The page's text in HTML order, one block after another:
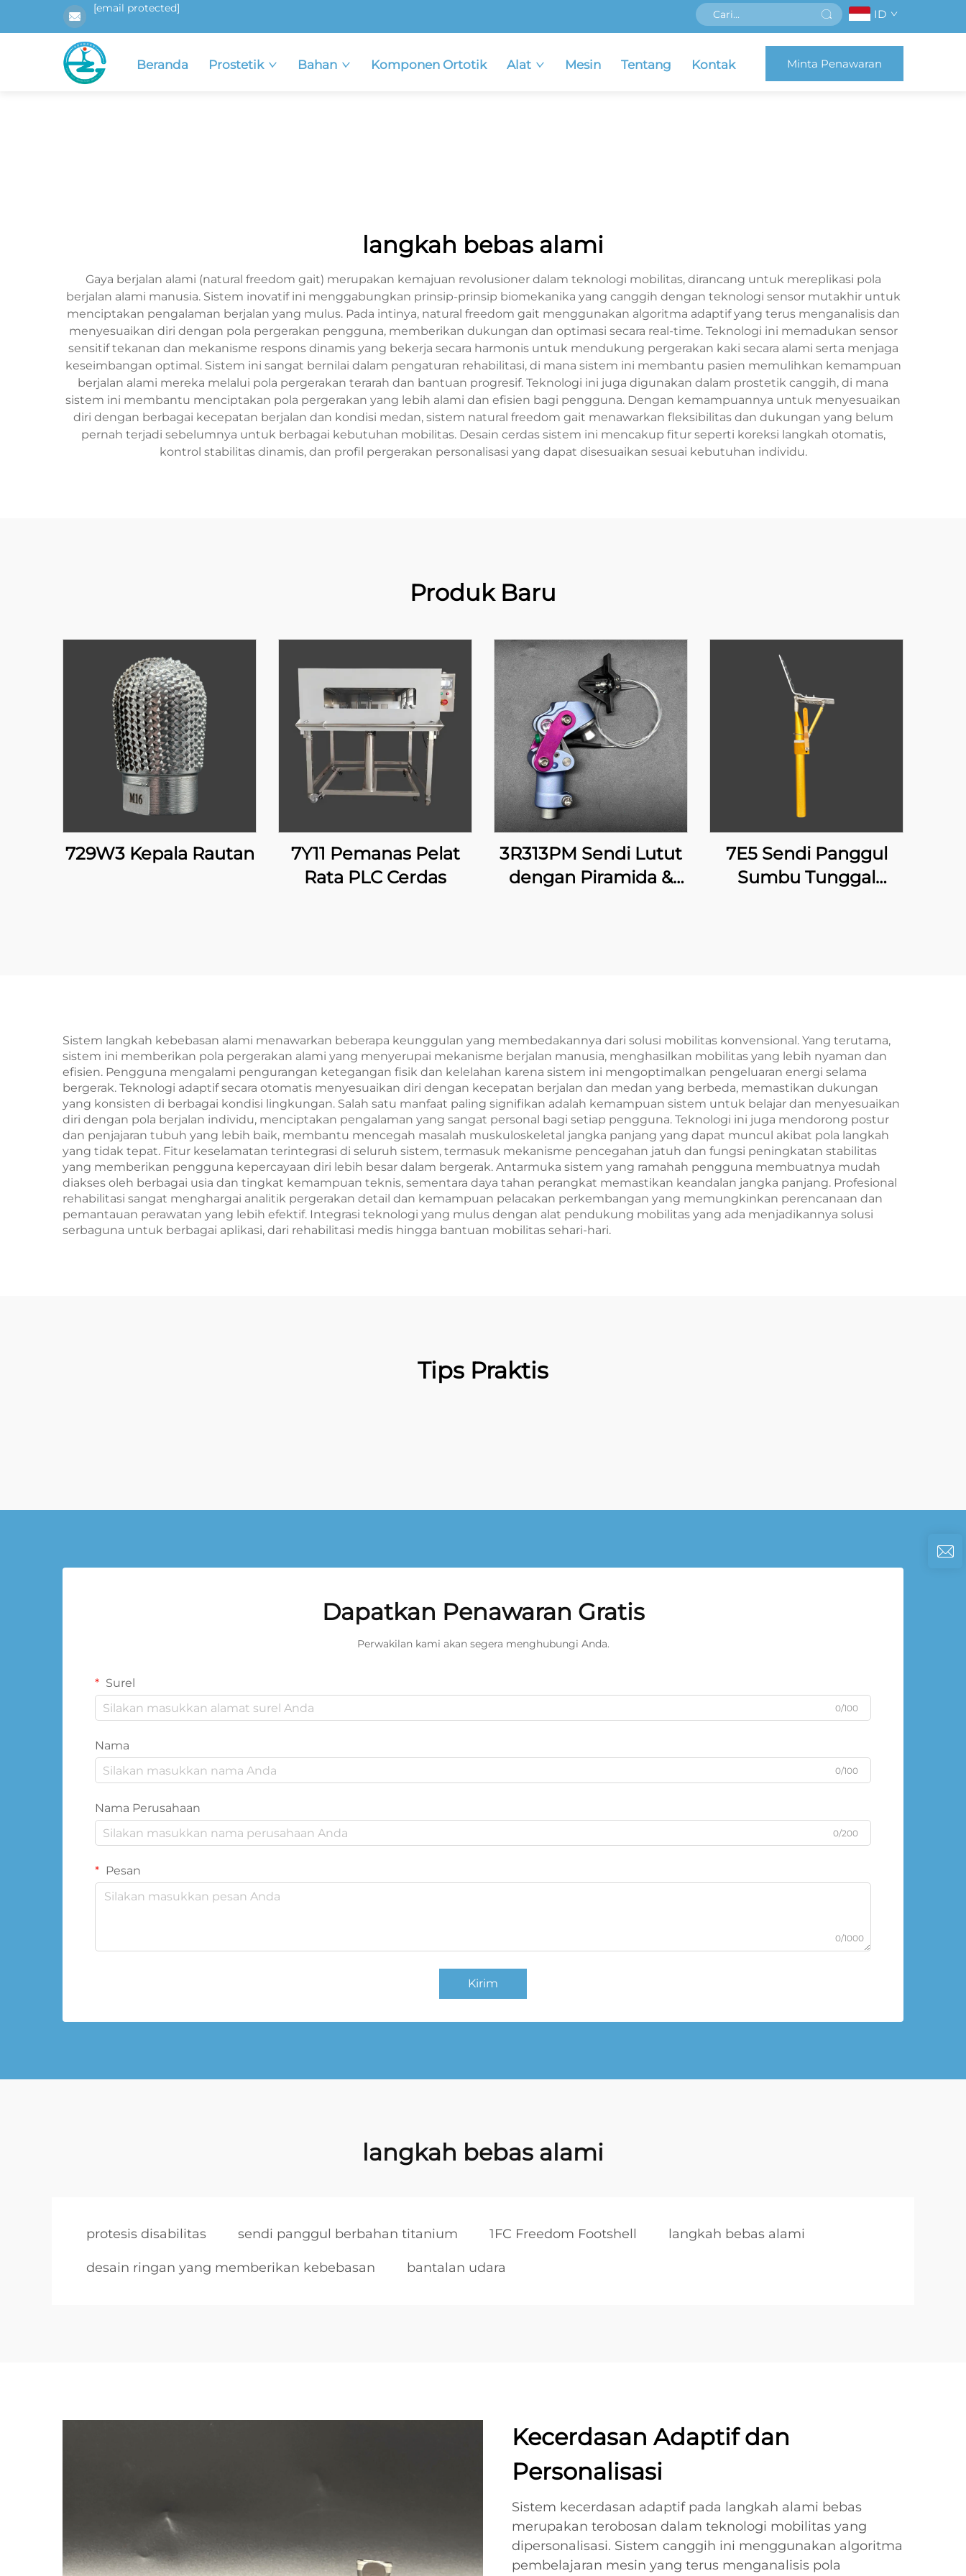
[email protected] ID
Beranda Prostetik Bahan Komponen Ortotik Alat Mesin Tentang Kontak Minta Penawaran
langkah bebas alami
Gaya berjalan alami (natural freedom gait) merupakan kemajuan revolusioner dalam teknologi mobilitas, dirancang untuk mereplikasi pola
berjalan alami manusia. Sistem inovatif ini menggabungkan prinsip-prinsip biomekanika yang canggih dengan teknologi sensor mutakhir untuk
menciptakan pengalaman berjalan yang mulus. Pada intinya, natural freedom gait menggunakan algoritma adaptif yang terus menganalisis dan
menyesuaikan diri dengan pola pergerakan pengguna, memberikan dukungan dan optimasi secara real-time. Teknologi ini memadukan sensor
sensitif tekanan dan mekanisme respons dinamis yang bekerja secara harmonis untuk mendukung pergerakan kaki secara alami serta menjaga
keseimbangan optimal. Sistem ini sangat bernilai dalam pengaturan rehabilitasi, di mana sistem ini membantu pasien memulihkan kemampuan
berjalan alami mereka melalui pola pergerakan terarah dan bantuan progresif. Teknologi ini juga digunakan dalam prostetik canggih, di mana
sistem ini membantu menciptakan pola pergerakan yang lebih alami dan efisien bagi pengguna. Dengan kemampuannya untuk menyesuaikan
diri dengan berbagai kecepatan berjalan dan kondisi medan, sistem natural freedom gait menawarkan fleksibilitas dan dukungan yang belum
pernah terjadi sebelumnya untuk berbagai kebutuhan mobilitas. Desain cerdas sistem ini mencakup fitur seperti koreksi langkah otomatis,
kontrol stabilitas dinamis, dan profil pergerakan personalisasi yang dapat disesuaikan sesuai kebutuhan individu.
Produk Baru
729W3 Kepala Rautan
7Y11 Pemanas Pelat
Rata PLC Cerdas
3R313PM Sendi Lutut
dengan Piramida &
7E5 Sendi Panggul
Sumbu Tunggal
Sistem langkah kebebasan alami menawarkan beberapa keunggulan yang membedakannya dari solusi mobilitas konvensional. Yang terutama,
sistem ini memberikan pola pergerakan alami yang menyerupai mekanisme berjalan manusia, menghasilkan mobilitas yang lebih nyaman dan
efisien. Pengguna mengalami pengurangan ketegangan fisik dan kelelahan karena sistem ini mengoptimalkan pengeluaran energi selama
bergerak. Teknologi adaptif secara otomatis menyesuaikan diri dengan kecepatan berjalan dan medan yang berbeda, memastikan dukungan
yang konsisten di berbagai kondisi lingkungan. Salah satu manfaat paling signifikan adalah kemampuan sistem untuk belajar dan menyesuaikan
diri dengan pola berjalan individu, menciptakan pengalaman yang sangat personal bagi setiap pengguna. Teknologi ini juga mendorong postur
dan penjajaran tubuh yang lebih baik, membantu mencegah masalah muskuloskeletal jangka panjang yang dapat muncul akibat pola langkah
yang tidak tepat. Fitur keselamatan terintegrasi di seluruh sistem, termasuk mekanisme pencegahan jatuh dan fungsi peningkatan stabilitas
yang memberikan pengguna kepercayaan diri lebih besar dalam bergerak. Antarmuka sistem yang ramahah pengguna membuatnya mudah
diakses oleh berbagai usia dan tingkat kemampuan teknis, sementara daya tahan perangkat memastikan keandalan jangka panjang. Profesional
rehabilitasi sangat menghargai analitik pergerakan detail dan kemampuan pelacakan perkembangan yang memungkinkan perencanaan dan
pemantauan perawatan yang lebih efektif. Integrasi teknologi yang mulus dengan alat pendukung mobilitas yang ada menjadikannya solusi
serbaguna untuk berbagai aplikasi, dari rehabilitasi medis hingga bantuan mobilitas sehari-hari.
Tips Praktis
Dapatkan Penawaran Gratis
Perwakilan kami akan segera menghubungi Anda.
Surel
0/100
Nama
0/100
Nama Perusahaan
0/200
Pesan
0/1000
Kirim
langkah bebas alami
protesis disabilitas sendi panggul berbahan titanium 1FC Freedom Footshell langkah bebas alami
desain ringan yang memberikan kebebasan bantalan udara
Kecerdasan Adaptif dan
Personalisasi
Sistem kecerdasan adaptif pada langkah alami bebas
merupakan terobosan dalam teknologi mobilitas yang
dipersonalisasi. Sistem canggih ini menggunakan algoritma
pembelajaran mesin yang terus menganalisis pola